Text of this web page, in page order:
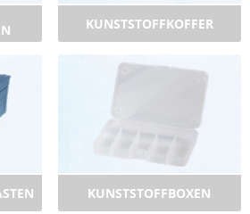
KUNSTSTOFFKOFFER
KUNSTSTOFFBOXEN